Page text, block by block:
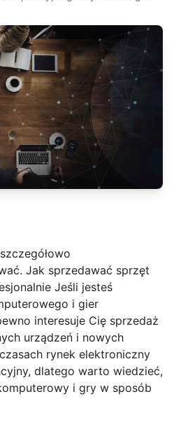
Jak sprzedawać sprzęt
Jeśli jesteś
i gier
interesuje Cię sprzedaż
urządzeń i nowych
rynek elektroniczny
dlatego warto wiedzieć,
i gry w sposób